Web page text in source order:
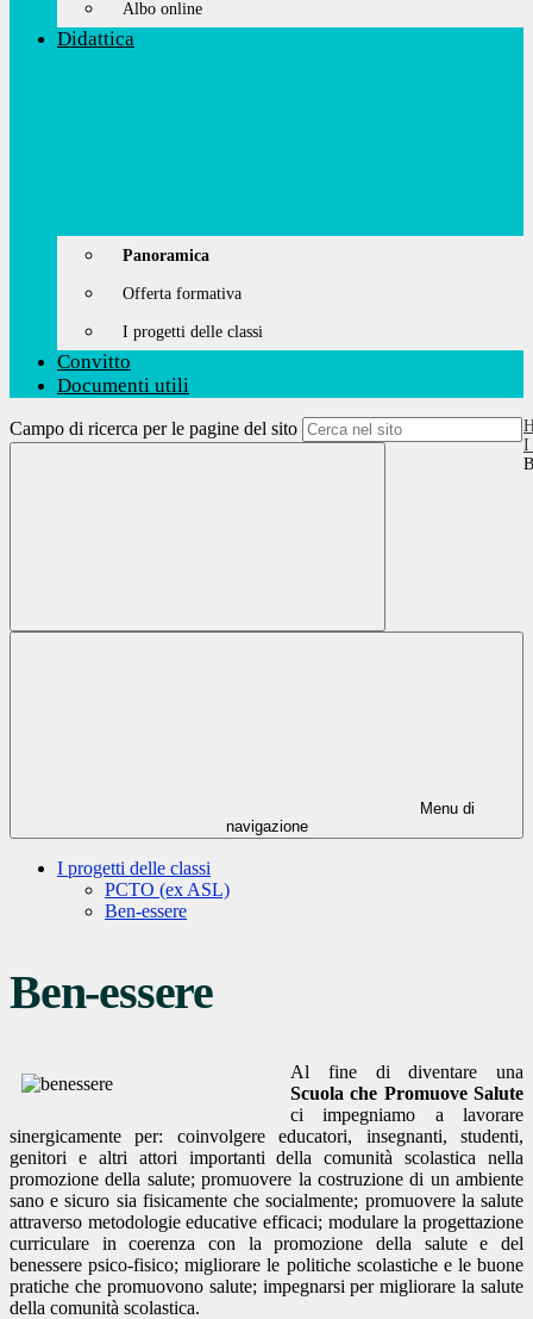
Albo online
Didattica
Panoramica
Offerta formativa
I progetti delle classi
Convitto
Documenti utili
Campo di ricerca per le pagine del sito
I
Menu di
navigazione
I progetti delle classi
PCTO (ex ASL)
Ben-essere
Ben-essere
Al fine di diventare una
Scuola che Promuove Salute
ci impegniamo a lavorare
sinergicamente per: coinvolgere educatori, insegnanti, studenti,
genitori e altri attori importanti della comunità scolastica nella
promozione della salute; promuovere la costruzione di un ambiente
sano e sicuro sia fisicamente che socialmente; promuovere la salute
attraverso metodologie educative efficaci; modulare la progettazione
curriculare in coerenza con la promozione della salute e del
benessere psico-fisico; migliorare le politiche scolastiche e le buone
pratiche che promuovono salute; impegnarsi per migliorare la salute
della comunità scolastica.